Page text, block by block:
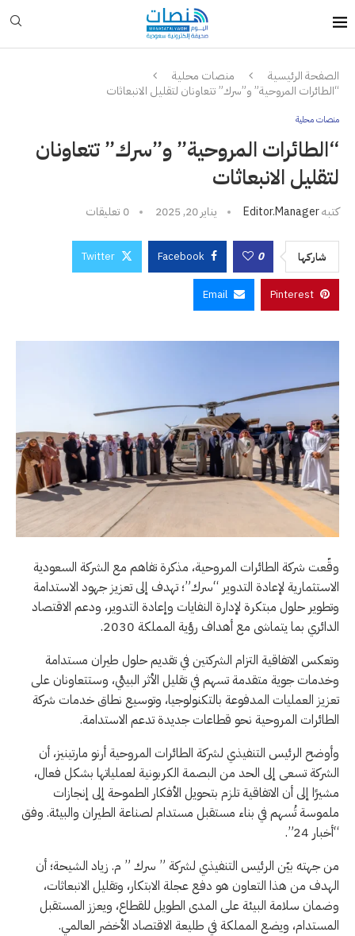
الصفحة الرئيسية
منصات محلية
“الطائرات المروحية” و”سرك” تتعاونان لتقليل الانبعاثات
منصات محلية
“الطائرات المروحية” و”سرك” تتعاونان
لتقليل الانبعاثات
كتبهEditor.manager يناير 20, 2025 0 تعليقات
شاركها 0
Facebook
Twitter
Pinterest
Email
وقّعت شركة الطائرات المروحية، مذكرة تفاهم مع الشركة السعودية
الاستثمارية لإعادة التدوير “سرك”؛ تهدف إلى تعزيز جهود الاستدامة
وتطوير حلول مبتكرة لإدارة النفايات وإعادة التدوير، ودعم الاقتصاد
الدائري بما يتماشى مع أهداف رؤية المملكة 2030.
وتعكس الاتفاقية التزام الشركتين في تقديم حلول طيران مستدامة
وخدمات جوية متقدمة تسهم في تقليل الأثر البيئي، وستتعاونان على
تعزيز العمليات المدفوعة بالتكنولوجيا، وتوسيع نطاق خدمات شركة
الطائرات المروحية نحو قطاعات جديدة تدعم الاستدامة.
وأوضح الرئيس التنفيذي لشركة الطائرات المروحية أرنو مارتينيز، أن
الشركة تسعى إلى الحد من البصمة الكربونية لعملياتها بشكل فعال،
مشيرًا إلى أن الاتفاقية تلزم بتحويل الأفكار الطموحة إلى إنجازات
ملموسة تُسهم في بناء مستقبل مستدام لصناعة الطيران والبيئة. وفق
“أخبار 24”.
من جهته بيّن الرئيس التنفيذي لشركة ” سرك ” م. زياد الشيحة؛ أن
الهدف من هذا التعاون هو دفع عجلة الابتكار، وتقليل الانبعاثات،
وضمان سلامة البيئة على المدى الطويل للقطاع، ويعزز المستقبل
المستدام، ويضع المملكة في طليعة الاقتصاد الأخضر العالمي.